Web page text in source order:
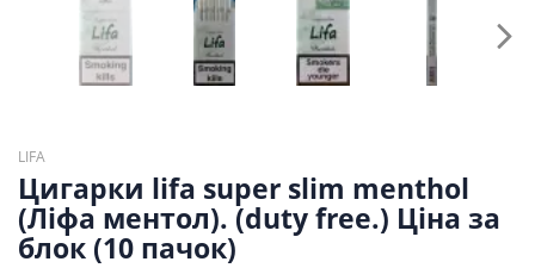
LIFA
Цигарки lifa super slim menthol
(Ліфа ментол). (duty free.) Ціна за
блок (10 пачок)